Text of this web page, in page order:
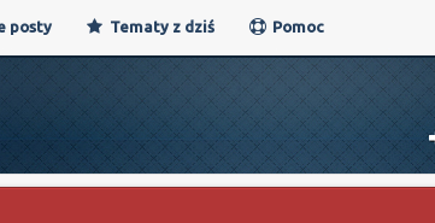
posty Tematy z dziś Pomoc